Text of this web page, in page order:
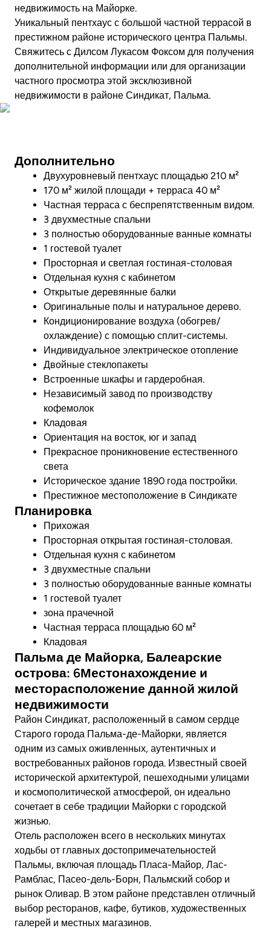
недвижимость на Майорке.
Уникальный пентхаус с большой частной террасой в
престижном районе исторического центра Пальмы.
Свяжитесь с Дилсом Лукасом Фоксом для получения
дополнительной информации или для организации
частного просмотра этой эксклюзивной
недвижимости в районе Синдикат, Пальма.
Дополнительно
Двухуровневый пентхаус площадью 210 м²
170 м² жилой площади + терраса 40 м²
Частная терраса с беспрепятственным видом.
3 двухместные спальни
3 полностью оборудованные ванные комнаты
1 гостевой туалет
Просторная и светлая гостиная-столовая
Отдельная кухня с кабинетом
Открытые деревянные балки
Оригинальные полы и натуральное дерево.
Кондиционирование воздуха (обогрев/
охлаждение) с помощью сплит-системы.
Индивидуальное электрическое отопление
Двойные стеклопакеты
Встроенные шкафы и гардеробная.
Независимый завод по производству
кофемолок
Кладовая
Ориентация на восток, юг и запад
Прекрасное проникновение естественного
света
Историческое здание 1890 года постройки.
Престижное местоположение в Синдикате
Планировка
Прихожая
Просторная открытая гостиная-столовая.
Отдельная кухня с кабинетом
3 двухместные спальни
3 полностью оборудованные ванные комнаты
1 гостевой туалет
зона прачечной
Частная терраса площадью 60 м²
Кладовая
Пальма де Майорка, Балеарские
острова: 6Местонахождение и
месторасположение данной жилой
недвижимости
Район Синдикат, расположенный в самом сердце
Старого города Пальма-де-Майорки, является
одним из самых оживленных, аутентичных и
востребованных районов города. Известный своей
исторической архитектурой, пешеходными улицами
и космополитической атмосферой, он идеально
сочетает в себе традиции Майорки с городской
жизнью.
Отель расположен всего в нескольких минутах
ходьбы от главных достопримечательностей
Пальмы, включая площадь Пласа-Майор, Лас-
Рамблас, Пасео-дель-Борн, Пальмский собор и
рынок Оливар. В этом районе представлен отличный
выбор ресторанов, кафе, бутиков, художественных
галерей и местных магазинов.